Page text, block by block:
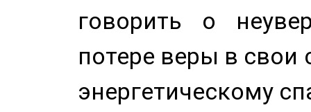
говорить о
потере веры в свои
энергетическому